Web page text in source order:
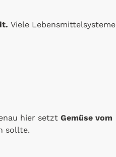
Viele Lebensmittelsysteme
hier setzt Gemüse vom
sollte.